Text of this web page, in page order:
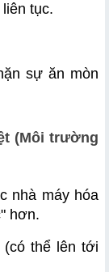
tục.
sự ăn mòn
(Môi trường
nhà máy hóa
hơn.
(có thể lên tới